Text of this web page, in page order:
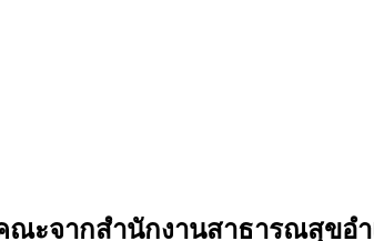
จากสำนักงานสาธารณสุขอำ